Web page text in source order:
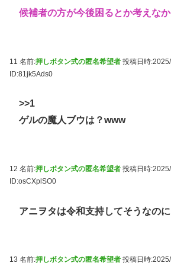
候補者の方が今後困るとか考えな
11 名前:押しボタン式の匿名希望者 投稿日時
ID:81jk5Ads0
>>1
ゲルの魔人ブウは？www
12 名前:押しボタン式の匿名希望者 投稿日時
ID:osCXplSO0
アニヲタは令和支持してそうなのに
13 名前:押しボタン式の匿名希望者 投稿日時